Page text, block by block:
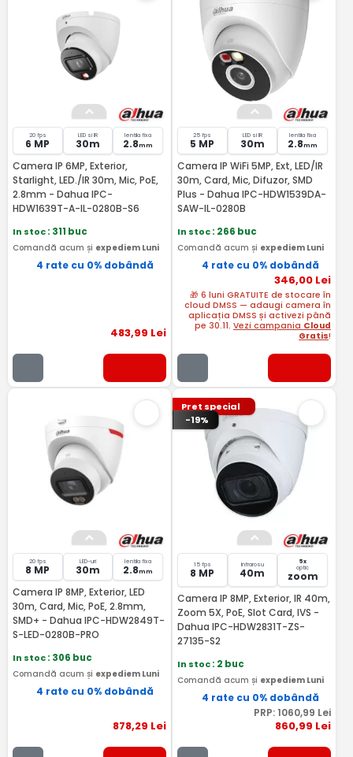
20 fps
6 MP
LED si IR
30m
lentila fixa
2.8mm
Camera IP 6MP, Exterior,
Starlight, LED./IR 30m, Mic, PoE,
2.8mm - Dahua IPC-
HDW1639T-A-IL-0280B-S6
In stoc: 311 buc
Comandă acum și expediem Luni
4 rate cu 0% dobândă
483,99 Lei
25 fps
5 MP
LED si IR
30m
lentila fixa
2.8mm
Camera IP WiFi 5MP, Ext, LED/IR
30m, Card, Mic, Difuzor, SMD
Plus - Dahua IPC-HDW1539DA-
SAW-IL-0280B
In stoc: 266 buc
Comandă acum și expediem Luni
4 rate cu 0% dobândă
346,00 Lei
🎁 6 luni GRATUITE de stocare în
cloud DMSS — adaugi camera în
aplicația DMSS și activezi până
pe 30.11.Vezi campania Cloud
Gratis!
20 fps
8 MP
LED-uri
30m
lentila fixa
2.8mm
Camera IP 8MP, Exterior, LED
30m, Card, Mic, PoE, 2.8mm,
SMD+ - Dahua IPC-HDW2849T-
S-LED-0280B-PRO
In stoc: 306 buc
Comandă acum și expediem Luni
4 rate cu 0% dobândă
878,29 Lei
Pret special
-19%
15 fps
8 MP
Infrarosu
40m
5x
optic
zoom
Camera IP 8MP, Exterior, IR 40m,
Zoom 5X, PoE, Slot Card, IVS -
Dahua IPC-HDW2831T-ZS-
27135-S2
In stoc: 2 buc
Comandă acum și expediem Luni
4 rate cu 0% dobândă
PRP: 1060,99 Lei
860,99 Lei